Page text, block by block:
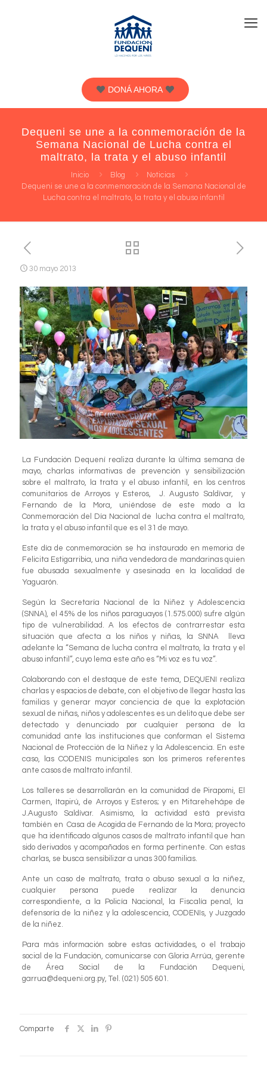
DONÁ AHORA
Dequeni se une a la conmemoración de la
Semana Nacional de Lucha contra el
maltrato, la trata y el abuso infantil
Inicio Blog
Noticias
Dequeni se une a la conmemoración de la Semana Nacional de
Lucha contra el maltrato, la trata y el abuso infantil
30 mayo 2013
La Fundación Dequení realiza durante la última semana de
mayo, charlas informativas de prevención y sensibilización
sobre el maltrato, la trata y el abuso infantil, en los centros
comunitarios de Arroyos y Esteros, J. Augusto Saldívar, y
Fernando de la Mora, uniéndose de este modo a la
Conmemoración del Día Nacional de lucha contra el maltrato,
la trata y el abuso infantil que es el 31 de mayo.
Este día de conmemoración se ha instaurado en memoria de
Felicita Estigarribia, una niña vendedora de mandarinas quien
fue abusada sexualmente y asesinada en la localidad de
Yaguarón.
Según la Secretaría Nacional de la Niñez y Adolescencia
(SNNA), el 45% de los niños paraguayos (1.575.000) sufre algún
tipo de vulnerabilidad. A los efectos de contrarrestar esta
situación que afecta a los niños y niñas, la SNNA lleva
adelante la “Semana de lucha contra el maltrato, la trata y el
abuso infantil”, cuyo lema este año es “Mi voz es tu voz”.
Colaborando con el destaque de este tema, DEQUENI realiza
charlas y espacios de debate, con el objetivo de llegar hasta las
familias y generar mayor conciencia de que la explotación
sexual de niñas, niños y adolescentes es un delito que debe ser
detectado y denunciado por cualquier persona de la
comunidad ante las instituciones que conforman el Sistema
Nacional de Protección de la Niñez y la Adolescencia. En este
caso, las CODENIS municipales son los primeros referentes
ante casos de maltrato infantil.
Los talleres se desarrollarán en la comunidad de Pirapomi, El
Carmen, Itapirú, de Arroyos y Esteros; y en Mitarehehápe de
J.Augusto Saldívar. Asimismo, la actividad está prevista
también en Casa de Acogida de Fernando de la Mora; proyecto
que ha identificado algunos casos de maltrato infantil que han
sido derivados y acompañados en forma pertinente. Con estas
charlas, se busca sensibilizar a unas 300 familias.
Ante un caso de maltrato, trata o abuso sexual a la niñez,
cualquier persona puede realizar la denuncia
correspondiente, a la Policía Nacional, la Fiscalía penal, la
defensoría de la niñez y la adolescencia, CODENIs, y Juzgado
de la niñez.
Para más información sobre estas actividades, o el trabajo
social de la Fundación, comunicarse con Gloria Arrúa, gerente
de Área Social de la Fundación Dequeni,
garrua@dequeni.org.py, Tel. (021) 505 601.
Comparte